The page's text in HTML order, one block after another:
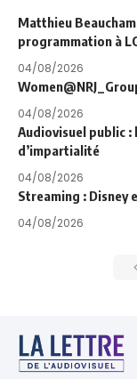
Matthieu
programmation à
04/08/2026
04/08/2026
Audiovisuel public :
d’impartialité
04/08/2026
Streaming : Disney
04/08/2026